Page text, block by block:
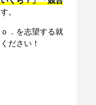
。
．を志望する就
ださい！